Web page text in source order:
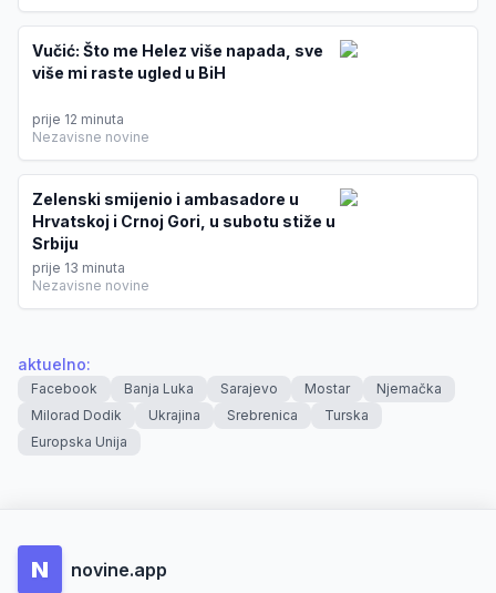
Vučić: Što me Helez više napada, sve
više mi raste ugled u BiH
prije 12 minuta
Nezavisne novine
Zelenski smijenio i ambasadore u
Hrvatskoj i Crnoj Gori, u subotu stiže u
Srbiju
prije 13 minuta
Nezavisne novine
aktuelno:
Facebook Banja Luka Sarajevo Mostar
Njemačka
Milorad Dodik
Ukrajina Srebrenica
Turska
Europska Unija
N novine.app